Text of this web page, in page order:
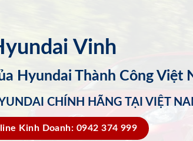
Vinh
Hyundai Thành Công Việt
CHÍNH HÃNG TẠI VIỆT
Kinh Doanh: 0942 374 999